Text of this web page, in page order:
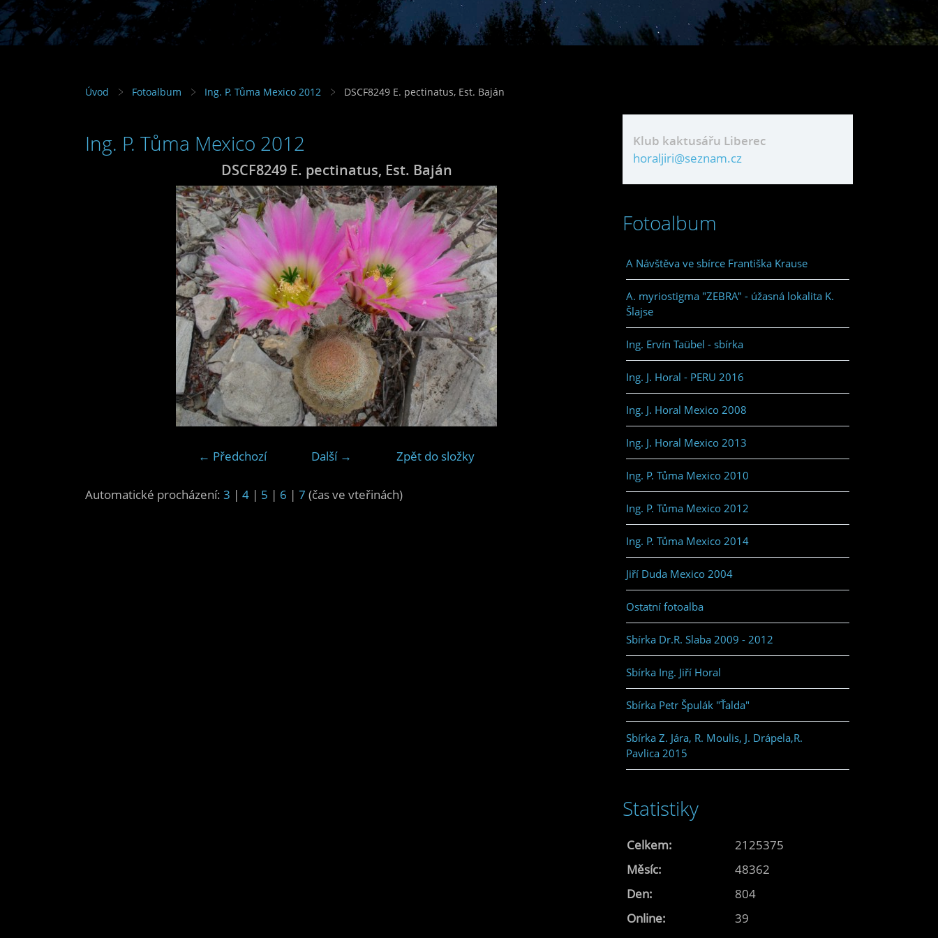
Úvod Fotoalbum Ing. P. Tůma Mexico 2012 DSCF8249 E. pectinatus, Est. Baján
Ing. P. Tůma Mexico 2012
DSCF8249 E. pectinatus, Est. Baján
← Předchozí Další → Zpět do složky
Automatické procházení: 3 | 4 | 5 | 6 | 7 (čas ve vteřinách)
Klub kaktusářu Liberec
horaljiri@seznam.cz
Fotoalbum
A Návštěva ve sbírce Františka Krause
A. myriostigma "ZEBRA" - úžasná lokalita K.
Šlajse
Ing. Ervín Taübel - sbírka
Ing. J. Horal - PERU 2016
Ing. J. Horal Mexico 2008
Ing. J. Horal Mexico 2013
Ing. P. Tůma Mexico 2010
Ing. P. Tůma Mexico 2012
Ing. P. Tůma Mexico 2014
Jiří Duda Mexico 2004
Ostatní fotoalba
Sbírka Dr.R. Slaba 2009 - 2012
Sbírka Ing. Jiří Horal
Sbírka Petr Špulák "Ťalda"
Sbírka Z. Jára, R. Moulis, J. Drápela,R.
Pavlica 2015
Statistiky
Online: 39
Celkem:
2125375
Měsíc:
48362
Den:
804